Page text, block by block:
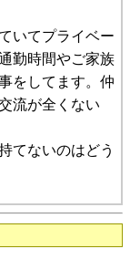
いてプライベー
勤時間やご家族
をしてます。仲
流が全くない
てないのはどう